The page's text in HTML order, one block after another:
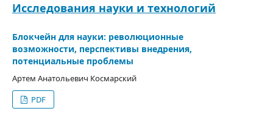
Исследования науки и технологий
Блокчейн для науки: революционные
возможности, перспективы внедрения,
потенциальные проблемы
Артем Анатольевич Космарский
PDF